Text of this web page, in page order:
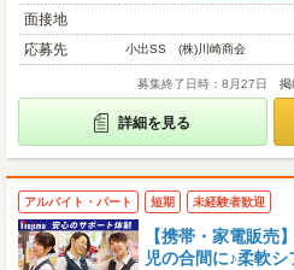
面接地
応募先
小出SS (株)川崎商会
募集終了日時：8月27日 掲
詳細を見る
アルバイト・パート 短期 未経験者歓迎
【携帯・家電販売
児の合間に♪柔軟